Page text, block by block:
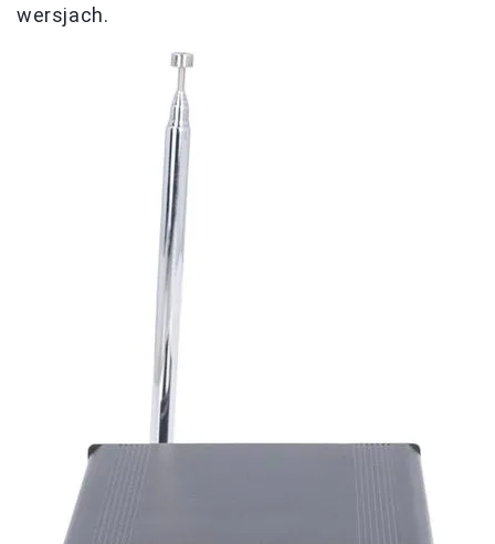
wersjach.